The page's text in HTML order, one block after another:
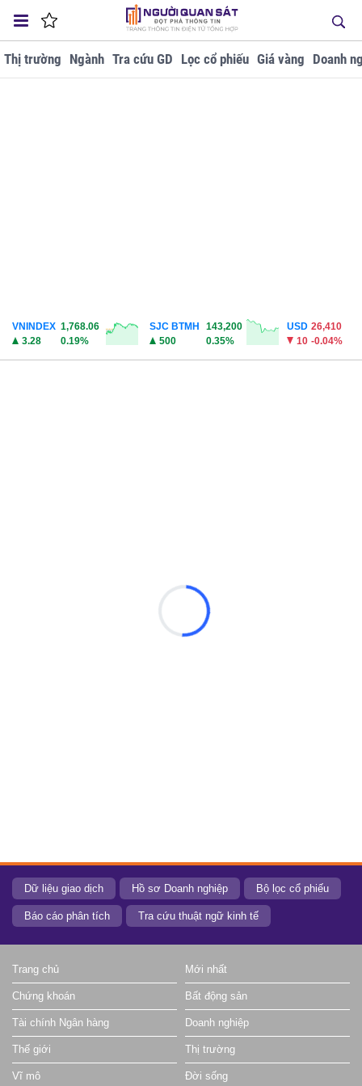
Thị trường Ngành Tra cứu GD Lọc cổ phiếu Giá vàng Doanh
VNINDEX 1,768.06
3.28
0.19%
SJC BTMH
143,200
500
0.35%
USD 26,410
10 -0.04%
Dữ liệu giao dịch Hồ sơ Doanh nghiệp Bộ lọc cổ phiếu
Báo cáo phân tích Tra cứu thuật ngữ kinh tế
Trang chủ Mới nhất
Chứng khoán Bất động sản
Tài chính Ngân hàng Doanh nghiệp
Thế giới Thị trường
Vĩ mô Đời sống